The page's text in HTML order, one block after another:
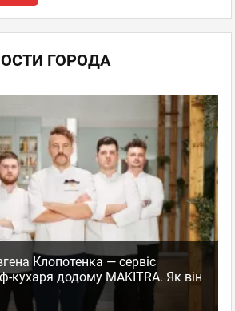
ГОРОДА
Клопотенка — сервіс
кухаря додому MAKITRA. Як він